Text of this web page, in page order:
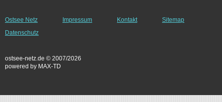
Ostsee Netz Impressum Kontakt
Sitemap
Datenschutz
ostsee-netz.de © 2007/2026
powered by MAX-TD